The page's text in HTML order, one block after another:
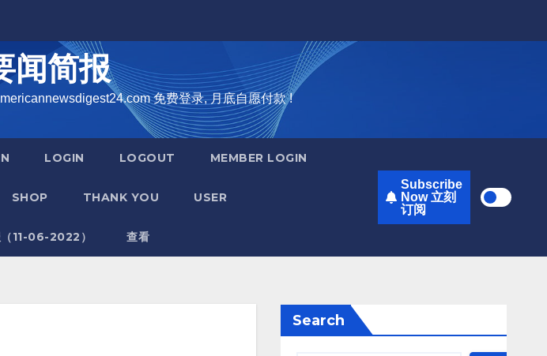
闻简报
免费登录, 月底自愿付款 !
LOGIN LOGOUT MEMBER LOGIN
SHOP THANK YOU USER
11-06-2022） 查看
Subscribe
Now 立刻
订阅
Search